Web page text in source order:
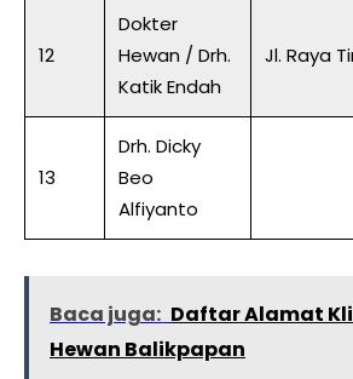
12
Dokter
Hewan / Drh.
Katik Endah
Jl. Raya
13
Drh. Dicky
Beo
Alfiyanto
Baca juga: Daftar Alamat
Hewan Balikpapan